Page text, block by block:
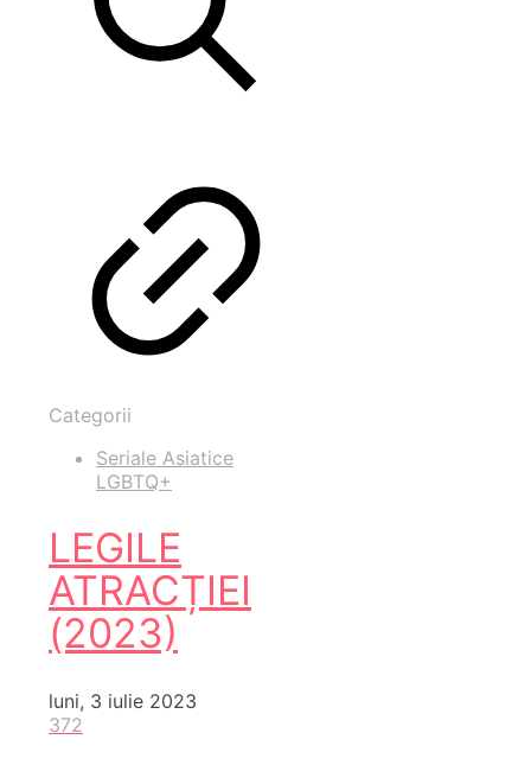
Categorii
Seriale Asiatice
LGBTQ+
LEGILE
ATRACȚIEI
(2023)
luni, 3 iulie 2023
372